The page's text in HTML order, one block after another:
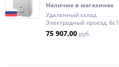
Наличие в магазинах
Удаленный склад
Электродный проезд, 6с1
75 907,00 руб.